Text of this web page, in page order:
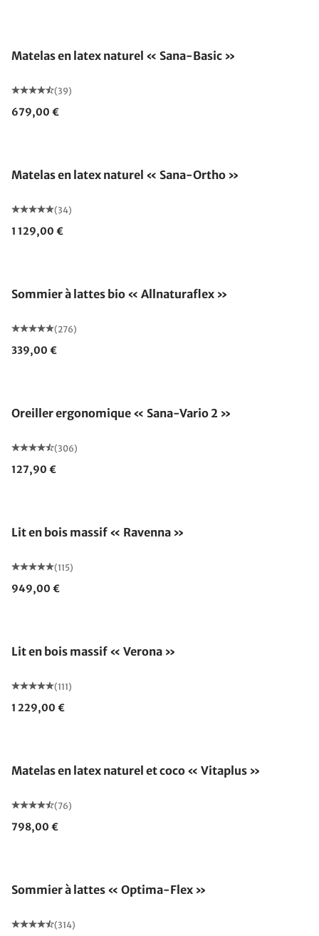
Matelas en latex naturel « Sana-Basic »
(39)
679,00 €
Matelas en latex naturel « Sana-Ortho »
(34)
1 129,00 €
Sommier à lattes bio « Allnaturaflex »
(276)
339,00 €
Oreiller ergonomique « Sana-Vario 2 »
(306)
127,90 €
Lit en bois massif « Ravenna »
(115)
949,00 €
Lit en bois massif « Verona »
(111)
1 229,00 €
Matelas en latex naturel et coco « Vitaplus »
(76)
798,00 €
Sommier à lattes « Optima-Flex »
(314)